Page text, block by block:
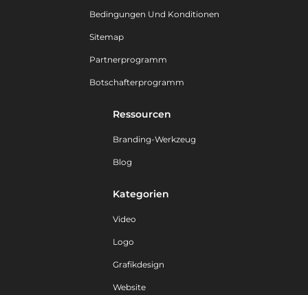
Bedingungen Und Konditionen
Sitemap
Partnerprogramm
Botschafterprogramm
Ressourcen
Branding-Werkzeug
Blog
Kategorien
Video
Logo
Grafikdesign
Website